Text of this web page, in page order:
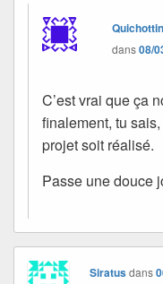
dans08/
C’est vrai que ça
finalement, tu
projet soit réalisé.
Passe une douce
Siratusdans